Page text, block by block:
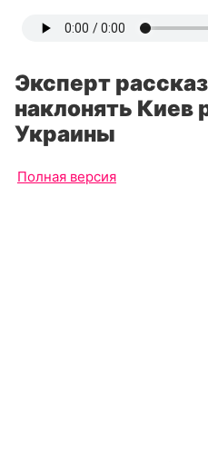
Эксперт
наклонять Киев
Украины
Полная версия